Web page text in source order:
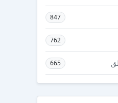
847
762
665